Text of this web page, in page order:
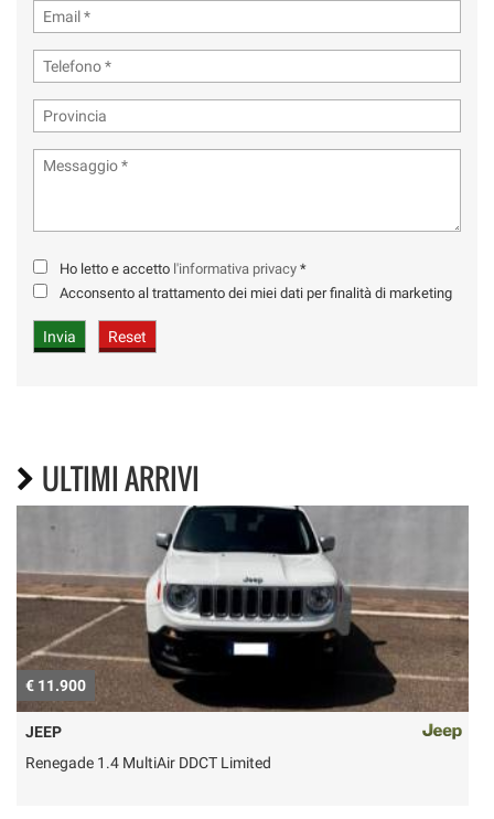
Ho letto e accetto l'informativa privacy *
Acconsento al trattamento dei miei dati per finalità di marketing
ULTIMI ARRIVI
€ 11.900
JEEP
Renegade 1.4 MultiAir DDCT Limited